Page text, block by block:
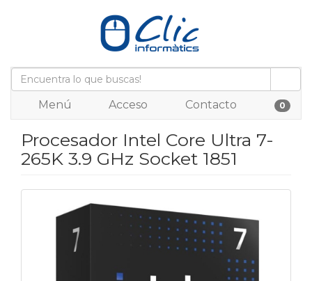
Menú Acceso Contacto 0
Procesador Intel Core Ultra 7-
265K 3.9 GHz Socket 1851